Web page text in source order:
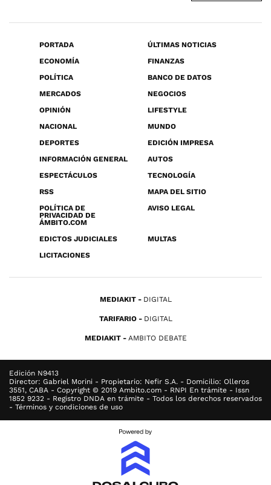
PORTADA
ÚLTIMAS NOTICIAS
ECONOMÍA
FINANZAS
POLÍTICA
BANCO DE DATOS
MERCADOS
NEGOCIOS
OPINIÓN
LIFESTYLE
NACIONAL
MUNDO
DEPORTES
EDICIÓN IMPRESA
INFORMACIÓN GENERAL
AUTOS
ESPECTÁCULOS
TECNOLOGÍA
RSS
MAPA DEL SITIO
POLÍTICA DE
PRIVACIDAD DE
ÁMBITO.COM
AVISO LEGAL
EDICTOS JUDICIALES
MULTAS
LICITACIONES
MEDIAKIT DIGITAL
TARIFARIO DIGITAL
MEDIAKIT AMBITO DEBATE
Edición N9413
Director: Gabriel Morini - Propietario: Nefir S.A. - Domicilio: Olleros
3551, CABA - Copyright © 2019 Ambito.com - RNPI En trámite - Issn
1852 9232 - Registro DNDA en trámite - Todos los derechos reservados
- Términos y condiciones de uso